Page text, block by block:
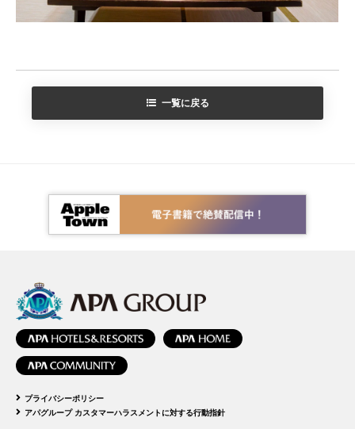
一覧に戻る
プライバシーポリシー
アパグループ カスタマーハラスメントに対する行動指針